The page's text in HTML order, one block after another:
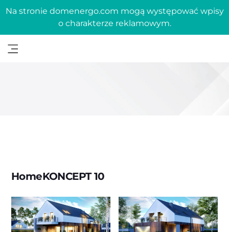
Na stronie domenergo.com mogą występować wpisy
o charakterze reklamowym.
HomeKONCEPT 10